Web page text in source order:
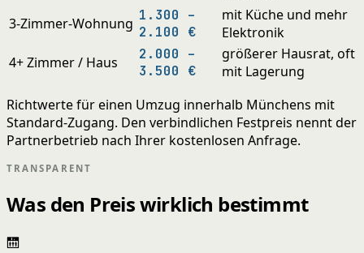
3-Zimmer-Wohnung 1.300 –
2.100 €
mit Küche und mehr
Elektronik
4+ Zimmer / Haus
2.000 –
3.500 €
größerer Hausrat, oft
mit Lagerung
Richtwerte für einen Umzug innerhalb Münchens mit
Standard-Zugang. Den verbindlichen Festpreis nennt der
Partnerbetrieb nach Ihrer kostenlosen Anfrage.
TRANSPARENT
Was den Preis wirklich bestimmt
🛗